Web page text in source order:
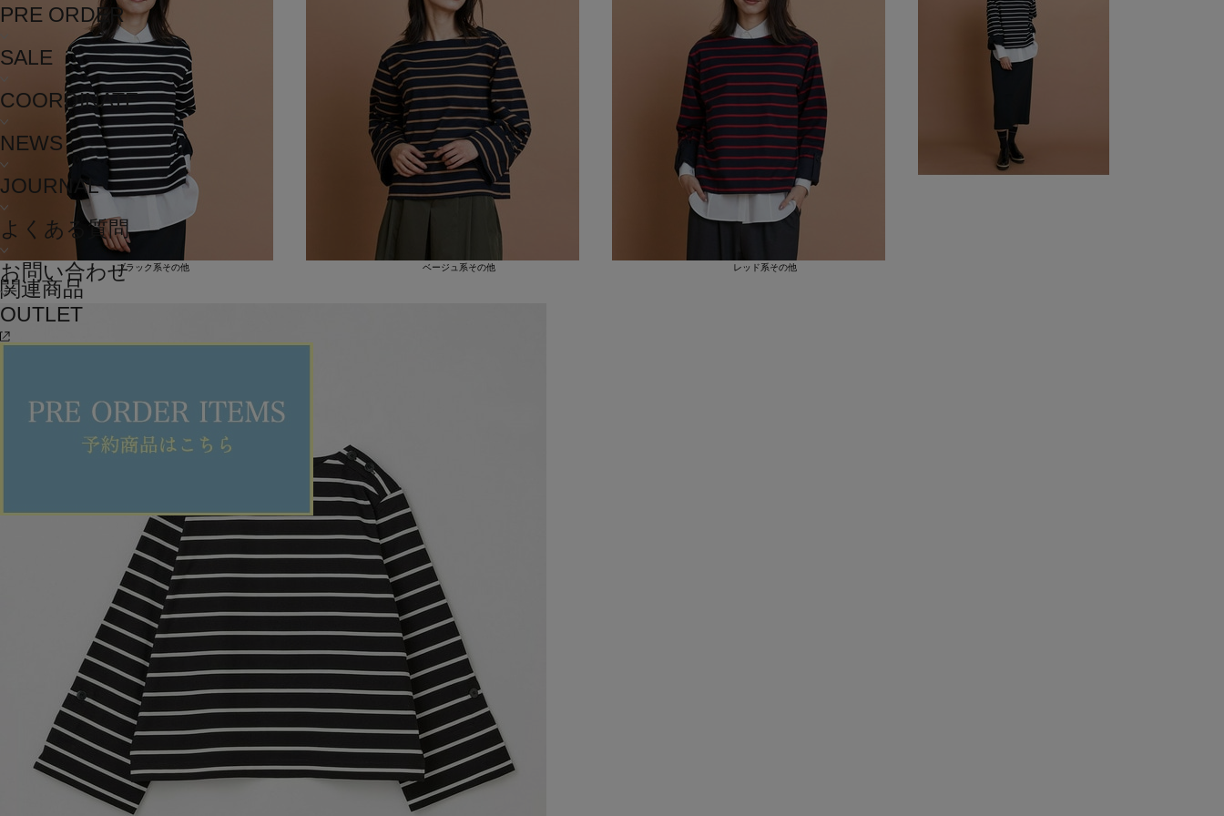
PRE ORDER
SALE
COORDINATE
NEWS
JOURNAL
よくある質問
お問い合わせ
OUTLET
ブラック系その他 ベージュ系その他 レッド系その他
関連商品